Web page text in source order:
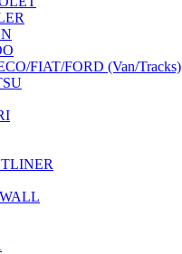
FIAT/FORD (Van/Tracks)